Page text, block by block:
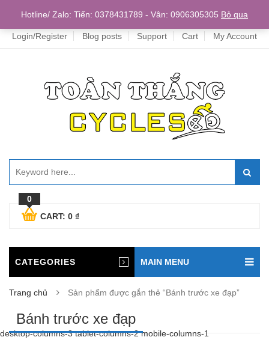
Home
Login/Register Blog posts Support Cart My Account
0
CART: 0 ₫
CATEGORIES MAIN MENU
Trang chủ Sản phẩm được gắn thẻ “Bánh trước xe đạp”
Bánh trước xe đạp
desktop-columns-3 tablet-columns-2 mobile-columns-1
Hotline/ Zalo: Tiến: 0378431789 - Vân: 0906305305 Bỏ qua